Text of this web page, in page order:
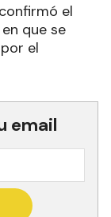
el
que se
el
email